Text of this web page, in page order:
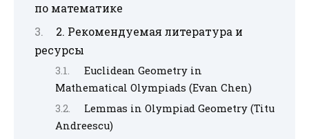
по математике
2. Рекомендуемая литература и
ресурсы
Euclidean Geometry in
Mathematical Olympiads (Evan Chen)
Lemmas in Olympiad Geometry (Titu
Andreescu)